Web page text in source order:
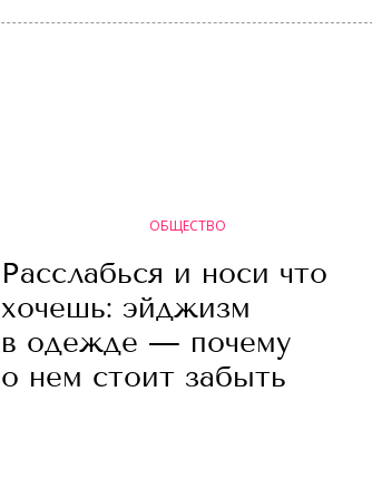
ОБЩЕСТВО
Расслабься и носи что
хочешь: эйджизм
в одежде — почему
о нем стоит забыть